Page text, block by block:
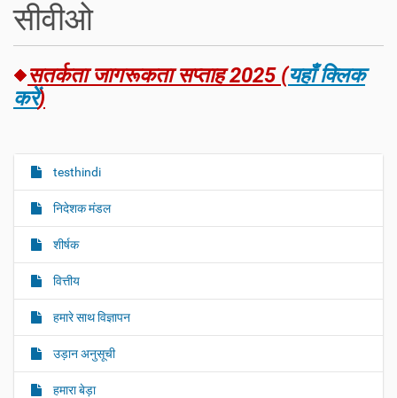
सीवीओ
सतर्कता जागरूकता सप्ताह 2025 (यहाँ क्लिक
करें)
N
a
v
g
a
t
i
o
n
testhindi
निदेशक मंडल
शीर्षक
वित्तीय
हमारे साथ विज्ञापन
उड़ान अनुसूची
हमारा बेड़ा